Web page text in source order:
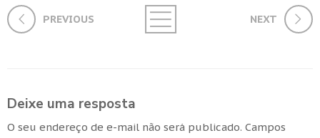
PREVIOUS NEXT
Deixe uma resposta
O seu endereço de e-mail não será publicado. Campos